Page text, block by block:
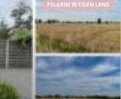
PELGRIM IN EIGEN LAND